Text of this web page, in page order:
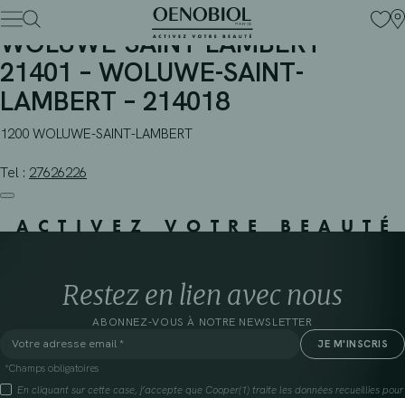
Skip
to
content
PHARMACIE VERMIJLEN –
WOLUWE-SAINT-LAMBERT –
21401 – WOLUWE-SAINT-
LAMBERT – 214018
1200 WOLUWE-SAINT-LAMBERT
Tel : 27626226
ACTIVEZ VOTRE BEAUTÉ
Restez en lien avec nous
ABONNEZ-VOUS À NOTRE NEWSLETTER
*Champs obligatoires
En cliquant sur cette case, j’accepte que Cooper(1) traite les données recueillies pour